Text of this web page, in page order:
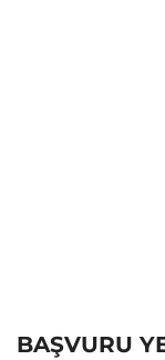
BAŞVURU